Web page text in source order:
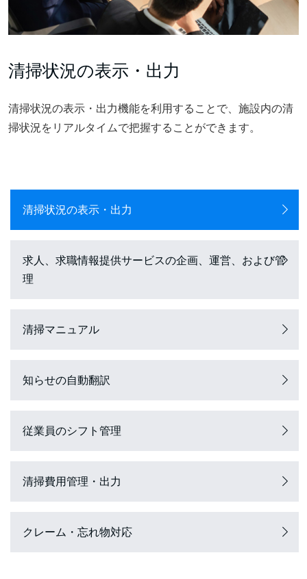
清掃状況の表示・出力
清掃状況の表示・出力機能を利用することで、施設内の清
掃状況をリアルタイムで把握することができます。
清掃状況の表示・出力
求人、求職情報提供サービスの企画、運営、および管
理
清掃マニュアル
知らせの自動翻訳
従業員のシフト管理
清掃費用管理・出力
クレーム・忘れ物対応